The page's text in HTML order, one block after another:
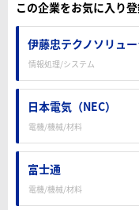
この企業をお気に入り
伊藤忠テクノソリュー
情報処理/システム
日本電気（NEC）
電機/機械/材料
富士通
電機/機械/材料